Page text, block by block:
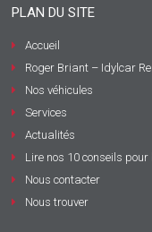
PLAN DU SITE
Accueil
Roger Briant – Idylcar
Nos véhicules
Services
Actualités
Lire nos 10 conseils
Nous contacter
Nous trouver